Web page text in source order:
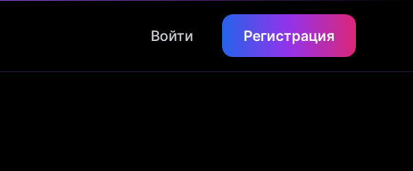
Войти Регистрация